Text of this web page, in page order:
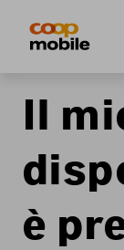
principale
Il
è